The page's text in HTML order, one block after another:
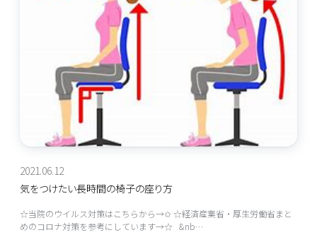
2021.06.12
気をつけたい長時間の椅子の座り方
☆当院のウイルス対策はこちらから→✩ ☆経済産業省・厚生労働省まと
めのコロナ対策を参考にしています→☆ &nb…